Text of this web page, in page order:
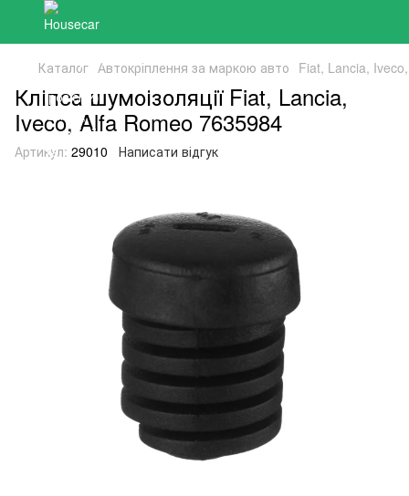
Каталог Автокріплення за маркою авто Fiat, Lancia,
Кліпса шумоізоляції Fiat, Lancia,
Iveco, Alfa Romeo 7635984
Артикул: 29010 Написати відгук